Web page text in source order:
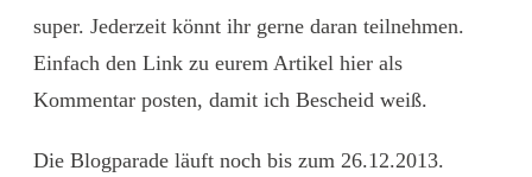
super. Jederzeit könnt ihr gerne daran teilnehmen.
Einfach den Link zu eurem Artikel hier als
Kommentar posten, damit ich Bescheid weiß.
Die Blogparade läuft noch bis zum 26.12.2013.